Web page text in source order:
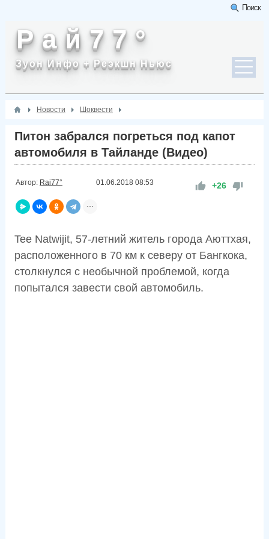
Поиск
Р а й 7 7 °
Зуон Инфо + Реэкшн Ньюс
Новости Шоквести
Питон забрался погреться под капот
автомобиля в Тайланде (Видео)
Автор: Rai77° 01.06.2018 08:53 +26
Tee Natwijit, 57-летний житель города Аюттхая,
расположенного в 70 км к северу от Бангкока,
столкнулся с необычной проблемой, когда
попытался завести свой автомобиль.